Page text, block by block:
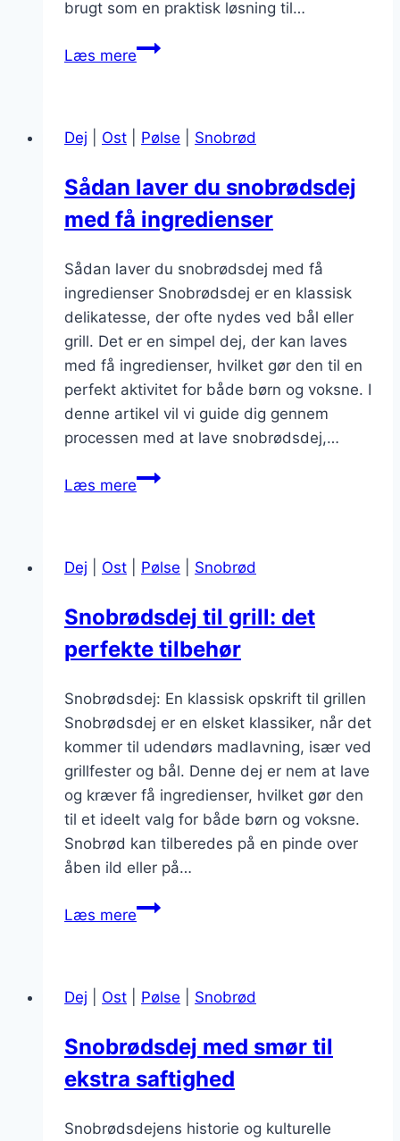
brugt som en praktisk løsning til…
Læs mereSnobrødsdej
og
Dej Ost Pølse Snobrød
Sådan laver du snobrødsdej
med få ingredienser
Sådan laver du snobrødsdej med få
ingredienser Snobrødsdej er en klassisk
delikatesse, der ofte nydes ved bål eller
grill. Det er en simpel dej, der kan laves
med få ingredienser, hvilket gør den til en
perfekt aktivitet for både børn og voksne. I
denne artikel vil vi guide dig gennem
processen med at lave snobrødsdej,…
Læs mereSådan
med
ingredienser
Dej Ost Pølse Snobrød
Snobrødsdej til grill: det
perfekte tilbehør
Snobrødsdej: En klassisk opskrift til grillen
Snobrødsdej er en elsket klassiker, når det
kommer til udendørs madlavning, især ved
grillfester og bål. Denne dej er nem at lave
og kræver få ingredienser, hvilket gør den
til et ideelt valg for både børn og voksne.
Snobrød kan tilberedes på en pinde over
åben ild eller på…
Læs mereSnobrødsdej
perfekte
Dej Ost Pølse Snobrød
Snobrødsdej med smør til
ekstra saftighed
Snobrødsdejens historie og kulturelle